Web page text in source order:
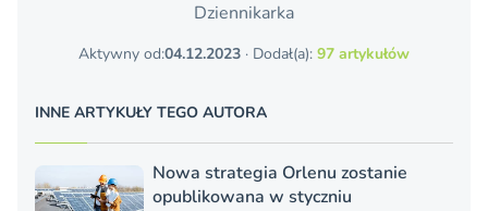
Dziennikarka
Aktywny od:04.12.2023 · Dodał(a): 97 artykułów
INNE ARTYKUŁY TEGO AUTORA
Nowa strategia Orlenu zostanie
opublikowana w styczniu